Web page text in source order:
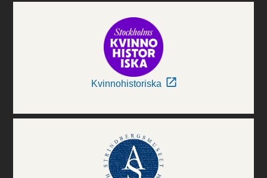
Kvinnohistoriska